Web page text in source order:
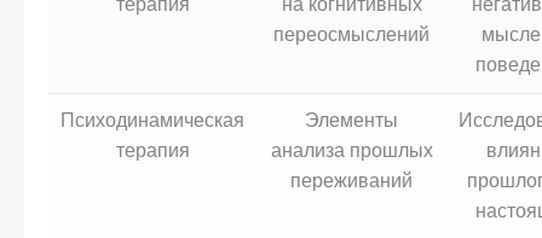
переосмыслений
Психодинамическая
терапия
Элементы
анализа прошлых
переживаний